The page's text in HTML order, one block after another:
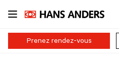
Passer
contenu
principalPrenez rendez-vous